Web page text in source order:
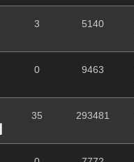
3 5140
0 9463
35 293481